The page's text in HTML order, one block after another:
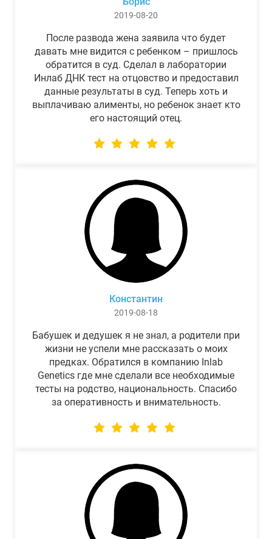
2019-08-20
После развода жена заявила что будет
давать мне видится с ребенком – пришлось
обратится в суд. Сделал в лаборатории
Инлаб ДНК тест на отцовство и предоставил
данные результаты в суд. Теперь хоть и
выплачиваю алименты, но ребенок знает кто
его настоящий отец.
Константин
2019-08-18
Бабушек и дедушек я не знал, а родители при
жизни не успели мне рассказать о моих
предках. Обратился в компанию Inlab
Genetics где мне сделали все необходимые
тесты на родство, национальность. Спасибо
за оперативность и внимательность.